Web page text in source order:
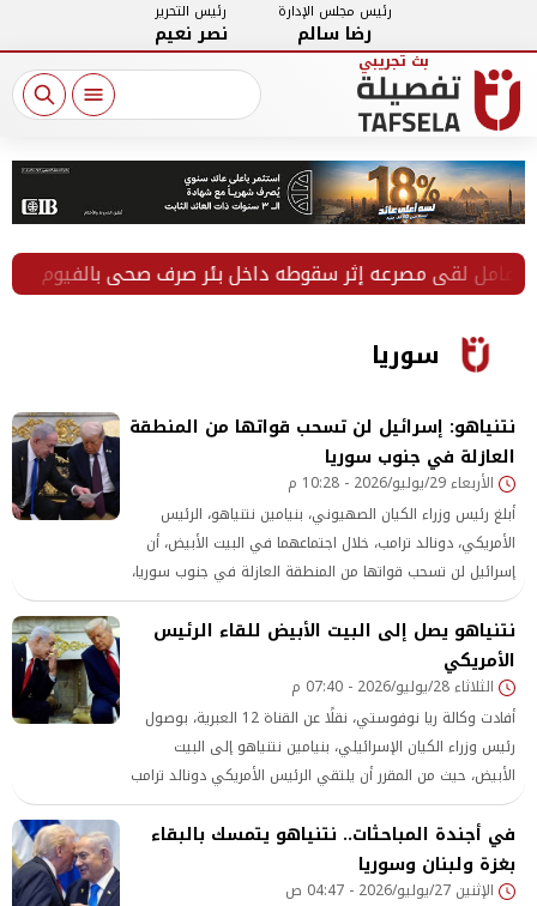
رئيس مجلس الإدارة
رضا سالم
رئيس التحرير
نصر نعيم
مصرعه إثر سقوطه داخل بئر صرف صحي بالفيوم
سوريا
نتنياهو: إسرائيل لن تسحب قواتها من المنطقة
العازلة في جنوب سوريا
الأربعاء 29/يوليو/2026 - 10:28 م
أبلغ رئيس وزراء الكيان الصهيوني، بنيامين نتنياهو، الرئيس
الأمريكي، دونالد ترامب، خلال اجتماعهما في البيت الأبيض، أن
إسرائيل لن تسحب قواتها من المنطقة العازلة في جنوب سوريا،
طالما ظل تهديد الجماعات الجهادية قائمًا في المنطقة، بحسب
مزاعمه، وفقًا لوكالة ريا نوفوستي.
نتنياهو يصل إلى البيت الأبيض للقاء الرئيس
الأمريكي
الثلاثاء 28/يوليو/2026 - 07:40 م
أفادت وكالة ريا نوفوستي، نقلًا عن القناة 12 العبرية، بوصول
رئيس وزراء الكيان الإسرائيلي، بنيامين نتنياهو إلى البيت
الأبيض، حيث من المقرر أن يلتقي الرئيس الأمريكي دونالد ترامب
في أجندة المباحثات.. نتنياهو يتمسك بالبقاء
بغزة ولبنان وسوريا
الإثنين 27/يوليو/2026 - 04:47 ص